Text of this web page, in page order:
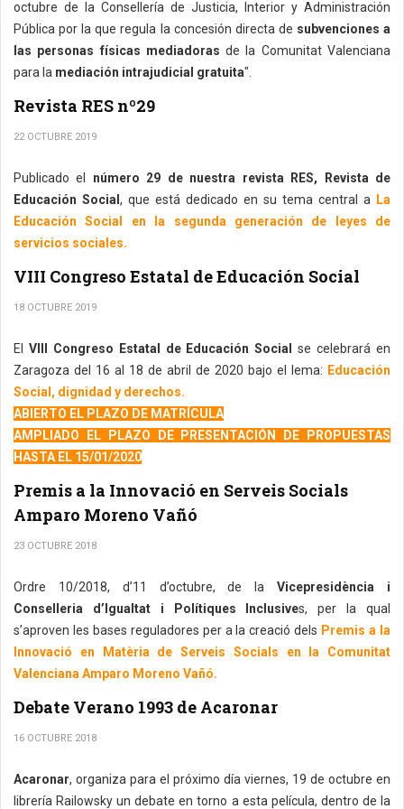
octubre de la Consellería de Justicia, Interior y Administración
Pública por la que regula la concesión directa de subvenciones a
las personas físicas mediadorasde la Comunitat Valenciana
para la mediación intrajudicial gratuita".
Revista RES nº29
22 OCTUBRE 2019
Publicado el número 29 de nuestra revista RES, Revista de
Educación Social , que está dedicado en su tema central a
La
Educación Social en la segunda generación de leyes de
servicios sociales.
VIII Congreso Estatal de Educación Social
18 OCTUBRE 2019
El VIII Congreso Estatal de Educación Social
se celebrará en
Zaragoza del 16 al 18 de abril de 2020 bajo el lema: Educación
Social, dignidad y derechos.
ABIERTO EL PLAZO DE MATRÍCULA
AMPLIADO EL PLAZO DE PRESENTACIÓN DE PROPUESTAS
HASTA EL 15/01/2020
Premis a la Innovació en Serveis Socials
Amparo Moreno Vañó
23 OCTUBRE 2018
Ordre 10/2018, d’11 d’octubre, de laVicepresidència i
Conselleria d’Igualtat i Polítiques Inclusives, per la qual
s’aproven les bases reguladores per a la creació dels Premis a la
Innovació en Matèria de Serveis Socials en la Comunitat
Valenciana Amparo Moreno Vañó.
Debate Verano 1993 de Acaronar
16 OCTUBRE 2018
Acaronar, organiza para el próximo día viernes, 19 de octubre en
librería Railowsky un debate en torno a esta película, dentro de la